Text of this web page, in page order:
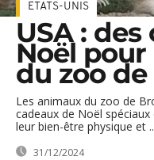
ETATS-UNIS
USA :
Noël
du zoo
Les animaux du zoo de
cadeaux de Noël
leur bien-être physique et
31/12/2024